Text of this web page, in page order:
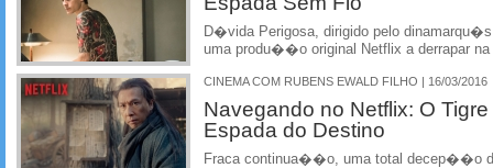
D�vida Perigosa, dirigido pelo
uma produ��o original Netflix a derrapar na
CINEMA COM RUBENS EWALD FILHO | 16/03/2016
Navegando no Netflix: O
Espada do Destino
Fraca continua��o, uma total decep��o